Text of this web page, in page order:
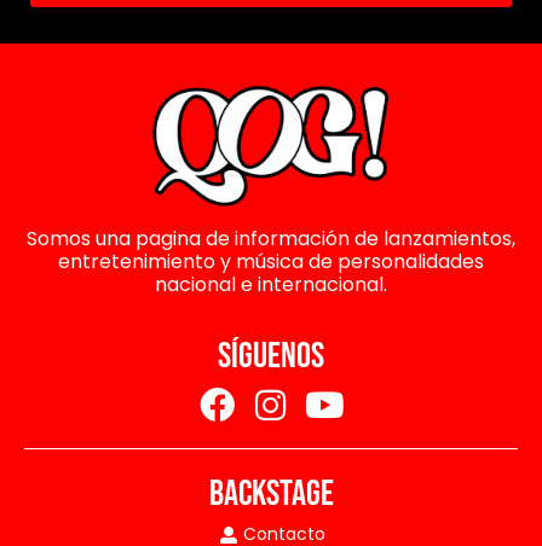
Somos una pagina de información de lanzamientos,
entretenimiento y música de personalidades
nacional e internacional.
SÍGUENOS
BACKSTAGE
Contacto